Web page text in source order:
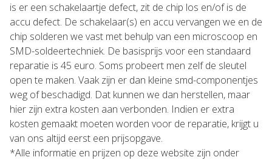
is er een schakelaartje defect, zit de chip los en/of is de
accu defect. De schakelaar(s) en accu vervangen we en de
chip solderen we vast met behulp van een microscoop en
SMD-soldeertechniek. De basisprijs voor een standaard
reparatie is 45 euro. Soms probeert men zelf de sleutel
open te maken. Vaak zijn er dan kleine smd-componentjes
weg of beschadigd. Dat kunnen we dan herstellen, maar
hier zijn extra kosten aan verbonden. Indien er extra
kosten gemaakt moeten worden voor de reparatie, krijgt u
van ons altijd eerst een prijsopgave.
*Alle informatie en prijzen op deze website zijn onder